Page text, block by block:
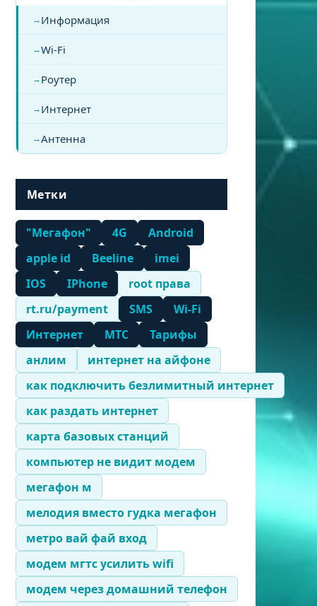
Информация
Wi-Fi
Роутер
Интернет
Антенна
Метки
"Мегафон" 4G
Android
apple id
Beeline
imei
IOS
IPhone
root права
rt.ru/payment
SMS
Wi-Fi
Интернет
МТС
Тарифы
анлим
интернет на айфоне
как подключить безлимитный интернет
как раздать интернет
карта базовых станций
компьютер не видит модем
мегафон м
мелодия вместо гудка мегафон
метро вай фай вход
модем мгтс усилить wifi
модем через домашний телефон